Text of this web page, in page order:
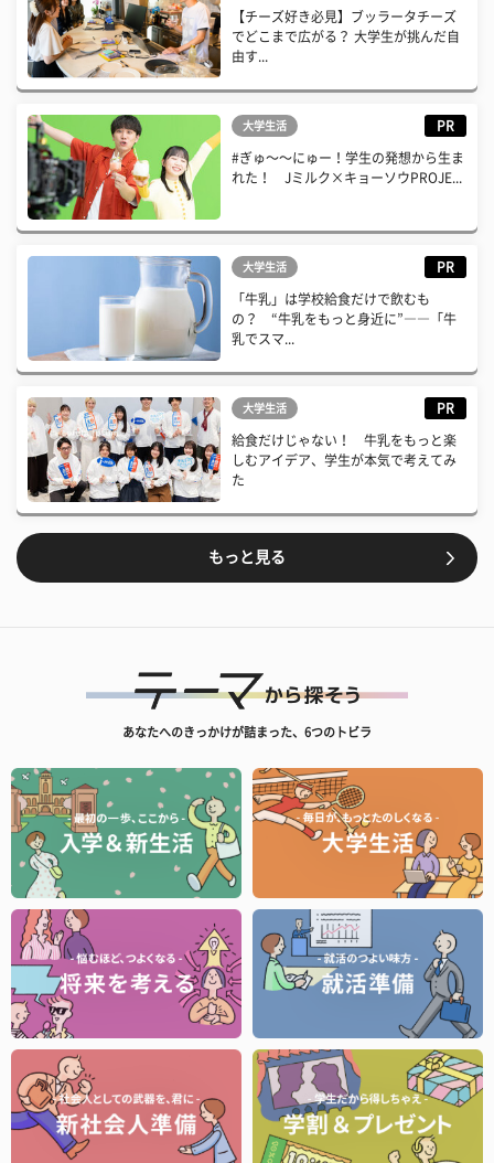
【チーズ好き必見】ブッラータチーズ
でどこまで広がる？ 大学生が挑んだ自
由す...
大学生活 PR
#ぎゅ〜〜にゅー！学生の発想から生ま
れた！ Jミルク×キョーソウPROJE...
大学生活 PR
「牛乳」は学校給食だけで飲むも
の？ “牛乳をもっと身近に”――「牛
乳でスマ...
大学生活 PR
給食だけじゃない！ 牛乳をもっと楽
しむアイデア、学生が本気で考えてみ
た
もっと見る
あなたへのきっかけが詰まった、6つのトビラ